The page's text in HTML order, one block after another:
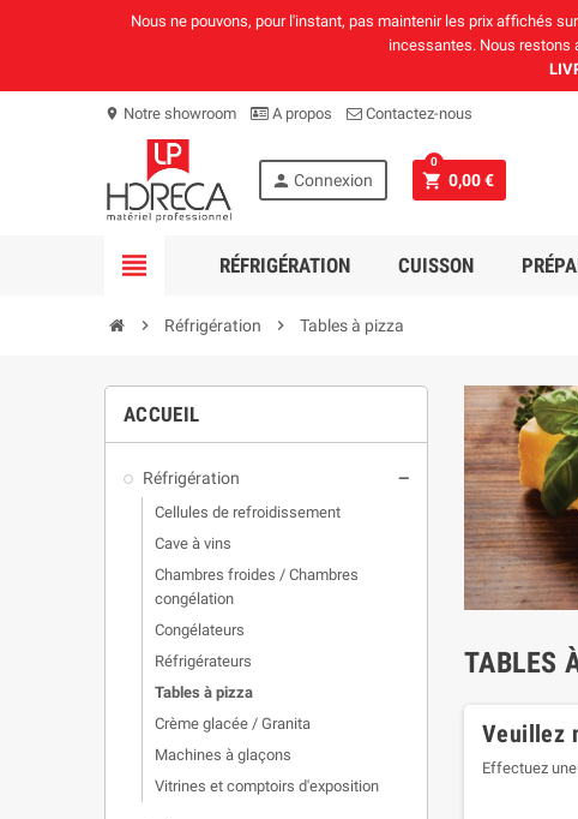
Nous ne pouvons, pour l'instant, pas maintenir les prix affichés
incessantes. Nous restons
location_on Notre showroom A propos Contactez-nous
person Connexion shopping_cart 0,00 €
0
view_headline RÉFRIGÉRATION CUISSON
chevron_right Réfrigération chevron_right Tables à pizza
ACCUEIL
Réfrigération remove
Cellules de refroidissement
Cave à vins
Chambres froides / Chambres
congélation
Congélateurs
Réfrigérateurs
Tables à pizza
Crème glacée / Granita
Machines à glaçons
Vitrines et comptoirs d'exposition
TABLES
Veuillez
Effectuez